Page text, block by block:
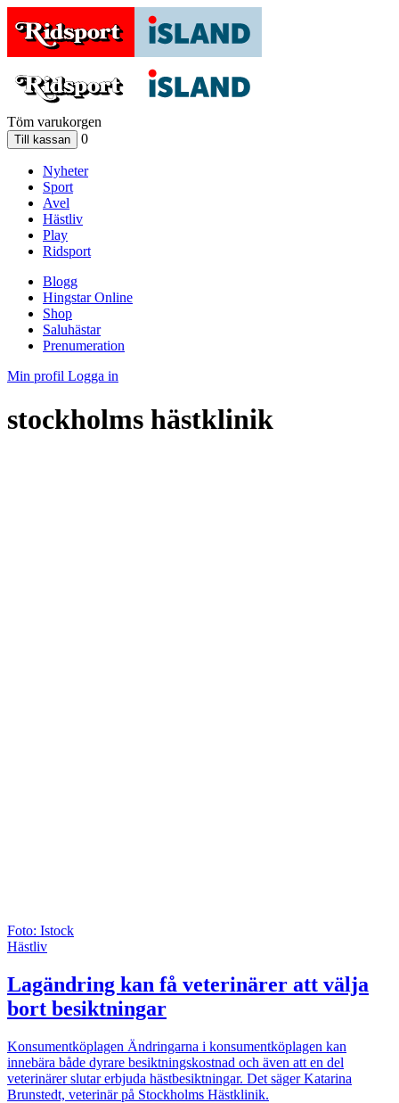
Töm varukorgen
0
Nyheter
Sport
Avel
Hästliv
Play
Ridsport
Blogg
Hingstar Online
Shop
Saluhästar
Prenumeration
Min profil Logga in
stockholms hästklinik
Foto: Istock
Hästliv
Lagändring kan få veterinärer att välja
bort besiktningar
Konsumentköplagen Ändringarna i konsumentköplagen kan
innebära både dyrare besiktningskostnad och även att en del
veterinärer slutar erbjuda hästbesiktningar. Det säger Katarina
Brunstedt, veterinär på Stockholms Hästklinik.